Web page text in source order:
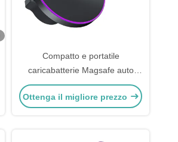
Compatto e portatile
caricabatterie Magsafe auto
montaggio con design
personalizzato
Ottenga il migliore prezzo